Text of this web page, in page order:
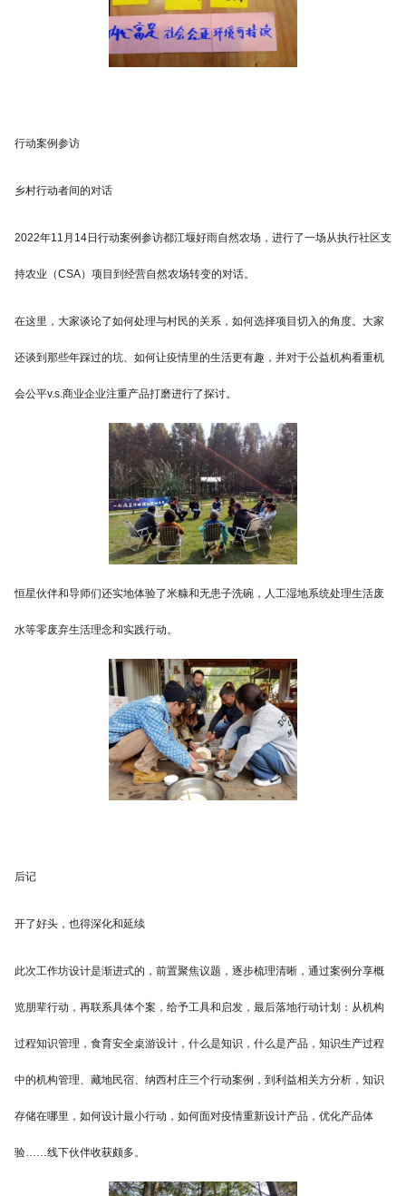
行动案例参访
乡村行动者间的对话
2022年11月14日行动案例参访都江堰好雨自然农场，进行了一场从执行社区支
持农业（CSA）项目到经营自然农场转变的对话。
在这里，大家谈论了如何处理与村民的关系，如何选择项目切入的角度。大家
还谈到那些年踩过的坑、如何让疫情里的生活更有趣，并对于公益机构看重机
会公平v.s.商业企业注重产品打磨进行了探讨。
恒星伙伴和导师们还实地体验了米糠和无患子洗碗，人工湿地系统处理生活废
水等零废弃生活理念和实践行动。
后记
开了好头，也得深化和延续
此次工作坊设计是渐进式的，前置聚焦议题，逐步梳理清晰，通过案例分享概
览朋辈行动，再联系具体个案，给予工具和启发，最后落地行动计划：从机构
过程知识管理，食育安全桌游设计，什么是知识，什么是产品，知识生产过程
中的机构管理、藏地民宿、纳西村庄三个行动案例，到利益相关方分析，知识
存储在哪里，如何设计最小行动，如何面对疫情重新设计产品，优化产品体
验……线下伙伴收获颇多。